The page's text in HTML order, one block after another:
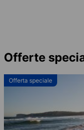
Offerte
Offerta speciale